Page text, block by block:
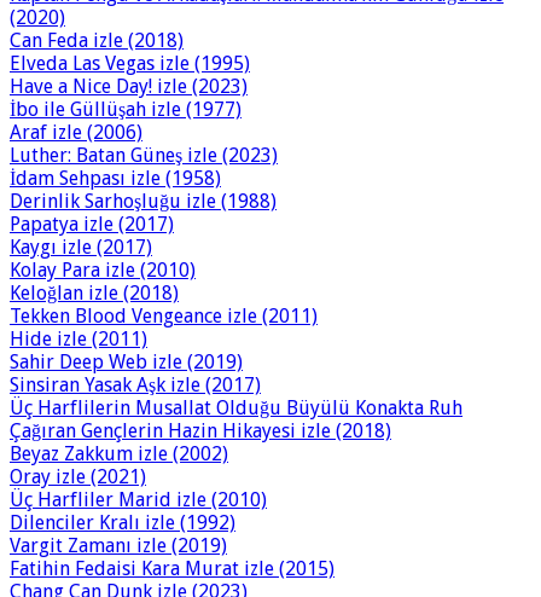
(2020)
Can Feda izle (2018)
Elveda Las Vegas izle (1995)
Have a Nice Day! izle (2023)
İbo ile Güllüşah izle (1977)
Araf izle (2006)
Luther: Batan Güneş izle (2023)
İdam Sehpası izle (1958)
Derinlik Sarhoşluğu izle (1988)
Papatya izle (2017)
Kaygı izle (2017)
Kolay Para izle (2010)
Keloğlan izle (2018)
Tekken Blood Vengeance izle (2011)
Hide izle (2011)
Sahir Deep Web izle (2019)
Sinsiran Yasak Aşk izle (2017)
Üç Harflilerin Musallat Olduğu Büyülü Konakta Ruh
Çağıran Gençlerin Hazin Hikayesi izle (2018)
Beyaz Zakkum izle (2002)
Oray izle (2021)
Üç Harfliler Marid izle (2010)
Dilenciler Kralı izle (1992)
Vargit Zamanı izle (2019)
Fatihin Fedaisi Kara Murat izle (2015)
Chang Can Dunk izle (2023)